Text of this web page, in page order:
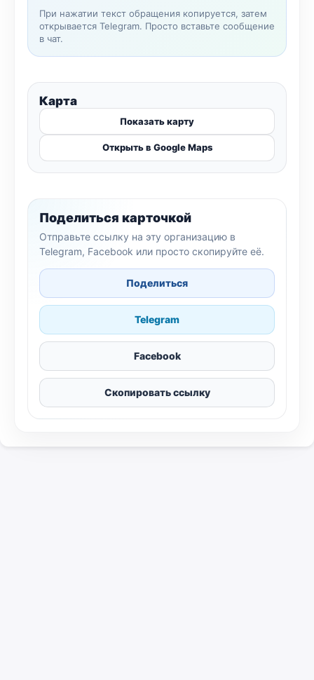
При нажатии текст обращения копируется, затем
открывается Telegram. Просто вставьте сообщение
в чат.
Карта
Показать карту
Открыть в Google Maps
Поделиться карточкой
Отправьте ссылку на эту организацию в
Telegram, Facebook или просто скопируйте её.
Поделиться
Telegram
Facebook
Скопировать ссылку